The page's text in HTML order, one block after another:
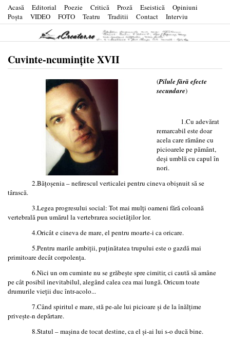
Acasă Editorial Poezie Critică Proză Eseistică
Opiniuni
Poşta
VIDEO FOTO Teatru Traditii Contact Interviu
Cuvinte-ncumințite XVII
(Pilule fără efecte
secundare)
1.Cu adevărat
remarcabil este doar
acela care rămâne cu
picioarele pe pământ,
deși umblă cu capul în
nori.
2.Bățoșenia – nefirescul verticalei pentru cineva obișnuit să se
târască.
3.Legea progresului social: Tot mai mulți oameni fără coloană
vertebrală pun umărul la vertebrarea societăților lor.
4.Oricât e cineva de mare, el pentru moarte-i ca oricare.
5.Pentru marile ambiții, puținătatea trupului este o gazdă mai
primitoare decât corpolența.
6.Nici un om cuminte nu se grăbește spre cimitir, ci caută să amâne
pe cât posibil inevitabilul, alegând calea cea mai lungă. Oricum toate
drumurile vieții duc într-acolo...
7.Când spiritul e mare, stă pe-ale lui picioare și de la înălțime
privește-n depărtare.
8.Statul – mașina de tocat destine, ca el și-ai lui s-o ducă bine.